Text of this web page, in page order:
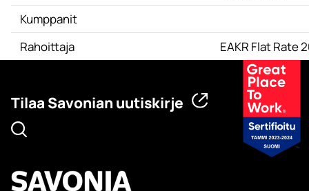
Kumppanit
Rahoittaja
EAKR Flat Rate
Tilaa Savonian uutiskirje